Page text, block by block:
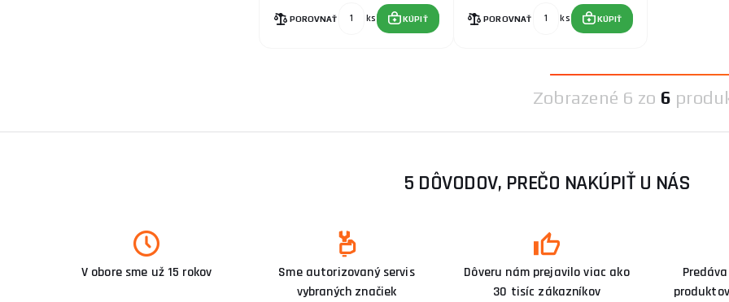
POROVNAŤ ks KÚPIŤ POROVNAŤ ks KÚPIŤ
Zobrazené 6 zo 6
5 DÔVODOV, PREČO NAKÚPIŤ U NÁS
V obore sme už 15 rokov
Sme autorizovaný servis
vybraných značiek
Dôveru nám prejavilo viac ako
30 tisíc zákazníkov